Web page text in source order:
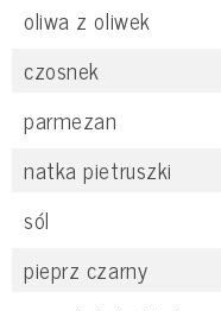
oliwa z oliwek
czosnek
parmezan
natka pietruszki
sól
pieprz czarny